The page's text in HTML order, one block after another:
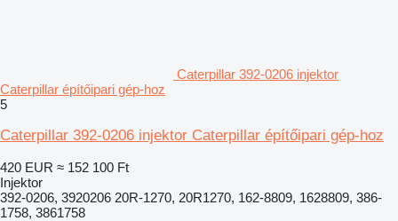
Caterpillar 392-0206 injektor
Caterpillar építőipari gép-hoz
5
Caterpillar 392-0206 injektor Caterpillar építőipari gép-hoz
420 EUR ≈ 152 100 Ft
Injektor
392-0206, 3920206 20R-1270, 20R1270, 162-8809, 1628809, 386-
1758, 3861758